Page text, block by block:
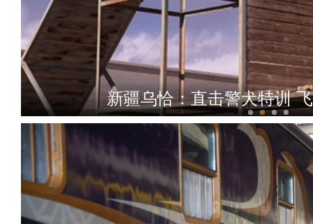
新疆乌恰：直击警犬特训